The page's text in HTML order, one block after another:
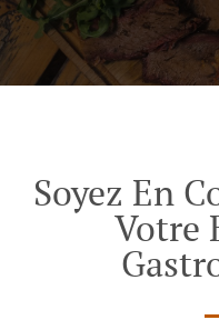
Soyez En
Votre